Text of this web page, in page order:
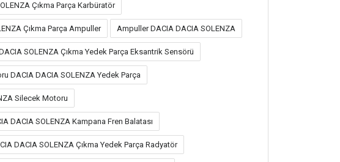
Çıkma Parça Karbüratör
Çıkma Parça Ampuller Ampuller DACIA DACIA SOLENZA
SOLENZA Çıkma Yedek Parça Eksantrik Sensörü
DACIA DACIA SOLENZA Yedek Parça
Silecek Motoru
DACIA SOLENZA Kampana Fren Balatası
DACIA SOLENZA Çıkma Yedek Parça Radyatör